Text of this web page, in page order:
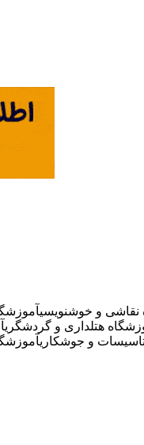
نقاشی و خوشنویسی
هتلداری و گردشگری
و جوشکاری